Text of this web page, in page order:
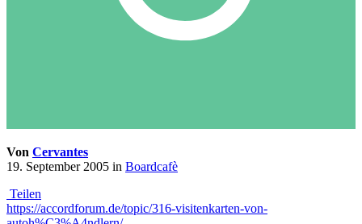
Von Cervantes
19. September 2005 in Boardcafè
Teilen
https://accordforum.de/topic/316-visitenkarten-von-